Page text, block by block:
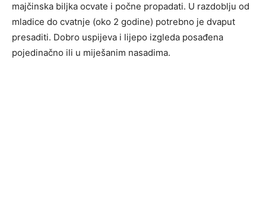
majčinska biljka ocvate i počne propadati. U razdoblju od
mladice do cvatnje (oko 2 godine) potrebno je dvaput
presaditi. Dobro uspijeva i lijepo izgleda posađena
pojedinačno ili u miješanim nasadima.